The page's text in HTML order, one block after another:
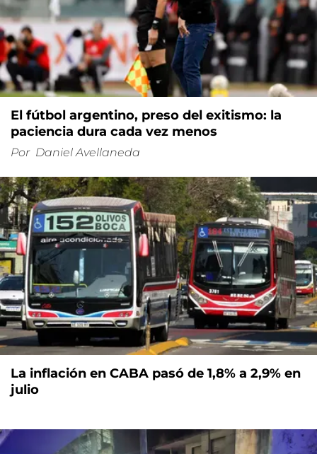
El fútbol argentino, preso del exitismo: la
paciencia dura cada vez menos
Por Daniel Avellaneda
La inflación en CABA pasó de 1,8% a 2,9% en
julio